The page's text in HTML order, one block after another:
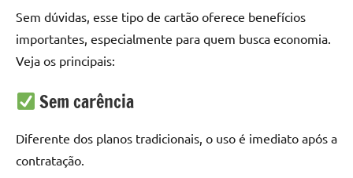
Sem dúvidas, esse tipo de cartão oferece benefícios
importantes, especialmente para quem busca economia.
Veja os principais:
Sem carência
Diferente dos planos tradicionais, o uso é imediato após a
contratação.